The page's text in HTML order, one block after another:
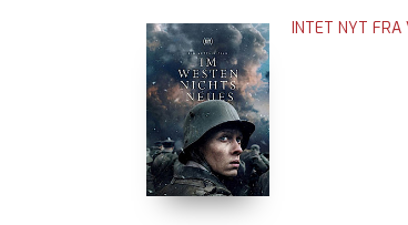
INTET NYT FRA